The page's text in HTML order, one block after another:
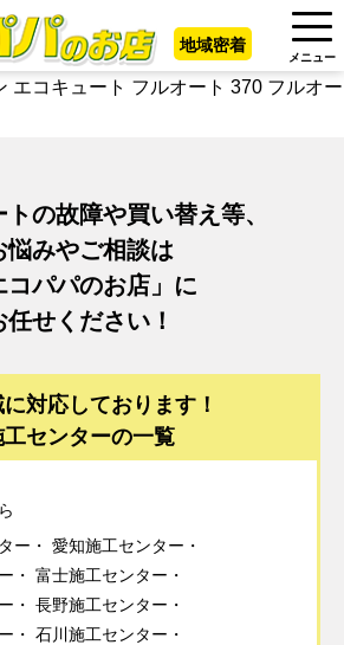
地域密着
メニュー
エコキュート フルオート 370 フルオー
の故障や買い替え等、
悩みやご相談は
コパパのお店」に
任せください！
対応しております！
工センターの一覧
ー
愛知施工センター
富士施工センター
長野施工センター
石川施工センター